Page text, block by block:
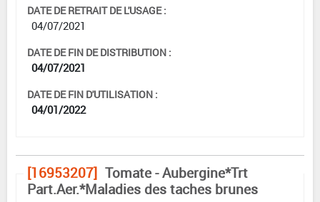
DATE DE RETRAIT DE L'USAGE :
04/07/2021
DATE DE FIN DE DISTRIBUTION :
04/07/2021
DATE DE FIN D'UTILISATION :
04/01/2022
[16953207] Tomate - Aubergine*Trt
Part.Aer.*Maladies des taches brunes